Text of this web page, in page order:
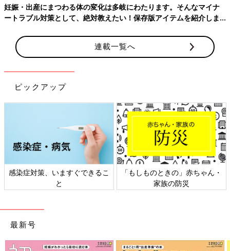
妊娠・出産にまつわる体の変化は多岐にわたります。そんなマイナ
ートラブル対策として、絶対教えたい！保存版アイテムを紹介しま
連載一覧へ
ピックアップ
感染症対策、いますぐできるこ
と
「もしものときの」赤ちゃん・
家族の防災
最新号